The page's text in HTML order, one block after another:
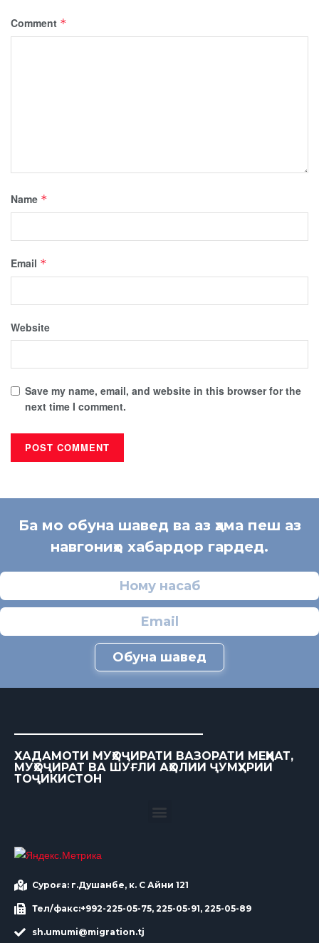
Comment *
Name *
Email *
Website
Save my name, email, and website in this browser for the
next time I comment.
Ба мо обуна шавед ва аз ҳама пеш аз
навгониҳо хабардор гардед.
Обуна шавед
ХАДАМОТИ МУҲОҶИРАТИ ВАЗОРАТИ МЕҲНАТ,
МУҲОҶИРАТ ВА ШУҒЛИ АҲОЛИИ ҶУМҲУРИИ
ТОҶИКИСТОН
Суроға: г.Душанбе, к. С Айни 121
Тел/факс:+992-225-05-75, 225-05-91, 225-05-89
sh.umumi@migration.tj